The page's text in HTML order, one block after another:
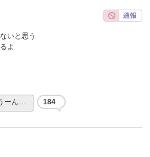
いと思う
よ
ーん… 184